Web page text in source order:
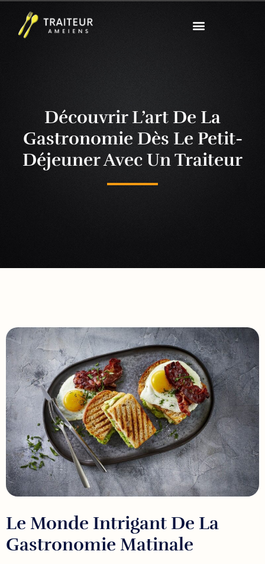
Découvrir L’art De La
Gastronomie Dès Le Petit-
Déjeuner Avec Un Traiteur
Le Monde Intrigant De La
Gastronomie Matinale